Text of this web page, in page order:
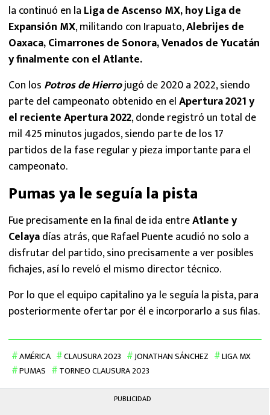
la continuó en la Liga de Ascenso MX, hoy Liga de
Expansión MX, militando con Irapuato,Alebrijes de
Oaxaca, Cimarrones de Sonora, Venados de Yucatán
y finalmente con el Atlante.
Con los Potros de Hierrojugó de 2020 a 2022, siendo
parte del campeonato obtenido en elApertura 2021 y
el reciente Apertura 2022, donde registró un total de
mil 425 minutos jugados, siendo parte de los 17
partidos de la fase regular y pieza importante para el
campeonato.
Pumas ya le seguía la pista
Fue precisamente en la final de ida entreAtlante y
Celayadías atrás, que Rafael Puente acudió no solo a
disfrutar del partido, sino precisamente a ver posibles
fichajes, así lo reveló el mismo director técnico.
Por lo que el equipo capitalino ya le seguía la pista, para
posteriormente ofertar por él e incorporarlo a sus filas.
AMÉRICA CLAUSURA 2023 JONATHAN SÁNCHEZ
LIGA MX
PUMAS
TORNEO CLAUSURA 2023
PUBLICIDAD